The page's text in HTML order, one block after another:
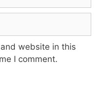
website in this
I comment.